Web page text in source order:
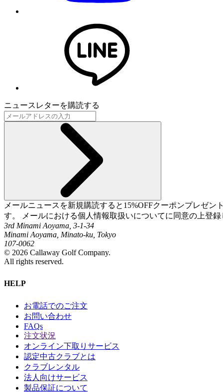
ニュースレターを購読する
メールニュースを新規購読すると15%OFFクーポンプレゼ
す。 メールにおける個人情報取扱いについてに同意の上登
3rd Minami Aoyama, 3-1-34
Minami Aoyama, Minato-ku, Tokyo
107-0062
© 2026 Callaway Golf Company.
All rights reserved.
HELP
お電話でのご注文
お問い合わせ
FAQs
注文状況
オンライン下取りサービス
認定中古クラブとは
クラブレンタル
法人向けサービス
製品保証について